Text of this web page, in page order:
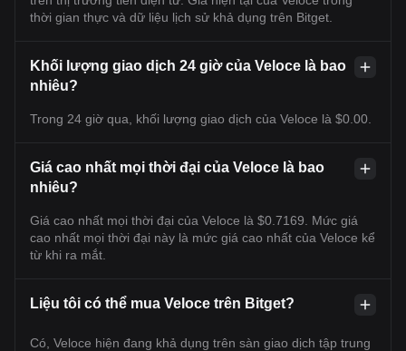
thời gian thực và dữ liệu lịch sử khả dụng trên Bitget.
Khối lượng giao dịch 24 giờ của Veloce là bao
nhiêu?
Trong 24 giờ qua, khối lượng giao dịch của Veloce là $0.00.
Giá cao nhất mọi thời đại của Veloce là bao
nhiêu?
Giá cao nhất mọi thời đại của Veloce là $0.7169. Mức giá
cao nhất mọi thời đại này là mức giá cao nhất của Veloce kể
từ khi ra mắt.
Liệu tôi có thể mua Veloce trên Bitget?
Có, Veloce hiện đang khả dụng trên sàn giao dịch tập trung